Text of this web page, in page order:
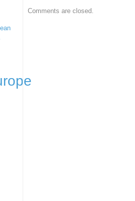
Comments are closed.